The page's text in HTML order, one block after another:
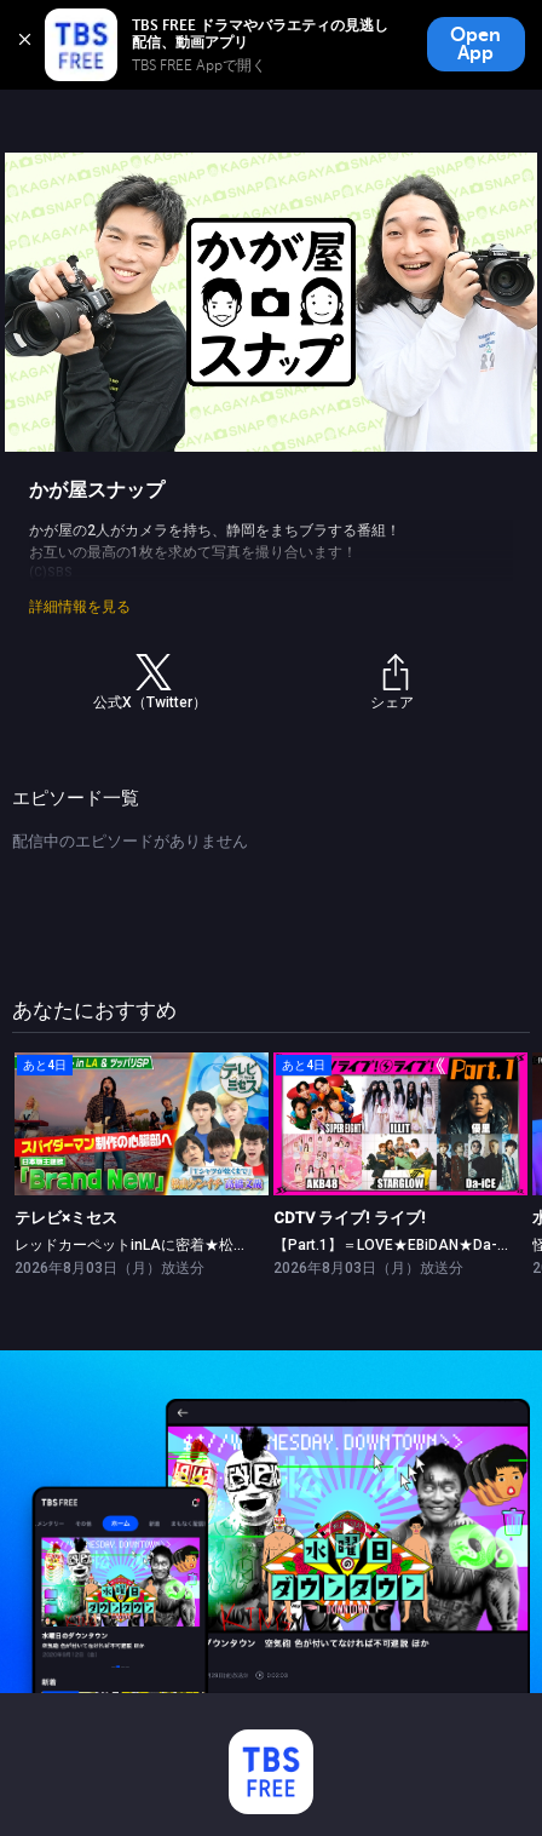
TBS FREE ドラマやバラエティの見逃し
TBS FREE Appで開く
Open
App
TBS FREE
無料見逃し配信
かが屋スナップ
かが屋の2人がカメラを持ち、静岡をまちブラする番組！
お互いの最高の1枚を求めて写真を撮り合います！
(C)SBS
詳細情報を見る
公式X（Twitter） シェア
エピソード一覧
配信中のエピソードがありません
あなたにおすすめ
あと4日
テレビ×ミセス
レッドカーペットinLAに密着★松山ケンイチ・高橋文哉ツッパリ勝負！
テレビ×ミセス
レッドカーペットinLAに密着★松山ケンイチ・高橋文哉ツッパリ勝負！
2026年8月03日（月）放送分
あと4日
CDTV ライブ! ライブ!
【Part.1】＝LOVE★EBiDAN★Da-iCE★ILLIT★AKB48
CDTV ライブ! ライブ!
【Part.1】＝LOVE★EBiDAN★Da-iCE★ILLIT★AKB48
2026年8月03日（月）放送分